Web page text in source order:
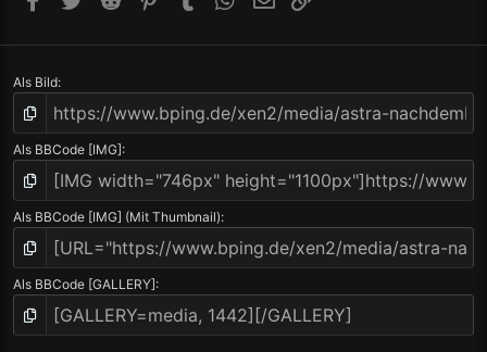
Als Bild
Als BBCode [IMG]
Als BBCode [IMG] (Mit Thumbnail)
Als BBCode [GALLERY]